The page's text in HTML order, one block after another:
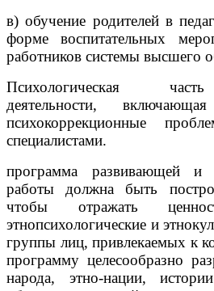
в) обучение родителей в
форме воспитательных
работников системы высшего
Психологическая
деятельности,
психокоррекционные
специалистами.
программа развивающей и
работы должна быть
чтобы отражать
этнопсихологические и
группы лиц, привлекаемых к
программу целесообразно
народа, этно-нации,